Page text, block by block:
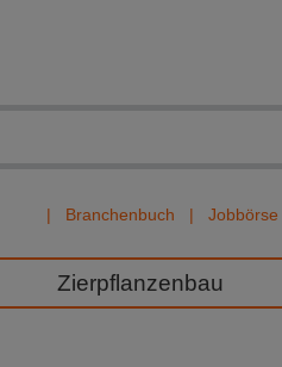
Branchenbuch Jobbörse
Zierpflanzenbau